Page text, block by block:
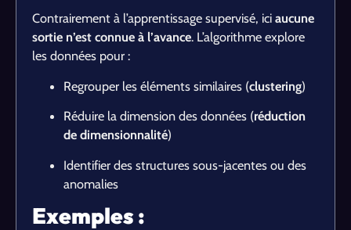
Contrairement à l’apprentissage supervisé, ici aucune
sortie n’est connue à l’avance. L’algorithme explore
les données pour :
Regrouper les éléments similaires (clustering)
Réduire la dimension des données (réduction
de dimensionnalité)
Identifier des structures sous-jacentes ou des
anomalies
Exemples :